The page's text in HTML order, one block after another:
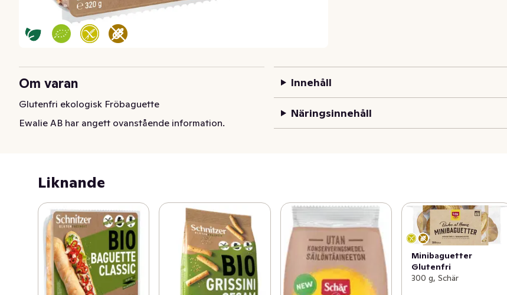
Om varan
Glutenfri ekologisk Fröbaguette
Ewalie AB har angett ovanstående information.
Innehåll
Näringsinnehåll
Liknande
Minibaguetter
Glutenfri
300 g, Schär